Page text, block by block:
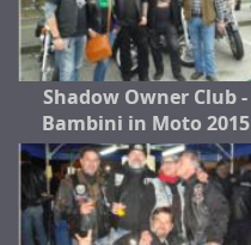
Shadow Owner Club -
Bambini in Moto 2015